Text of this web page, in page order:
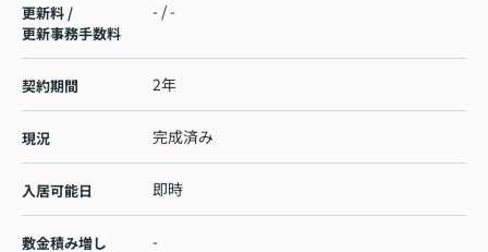
更新料 /
更新事務手数料
- / -
契約期間 2年
現況 完成済み
入居可能日 即時
敷金積み増し -